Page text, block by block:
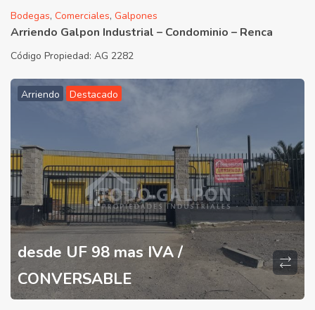
Bodegas, Comerciales, Galpones
Arriendo Galpon Industrial – Condominio – Renca
Código Propiedad: AG 2282
Arriendo Destacado
desde UF 98 mas IVA /
CONVERSABLE